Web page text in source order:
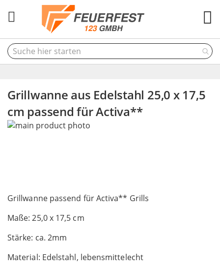
Grillwanne aus Edelstahl 25,0 x 17,5
cm passend für Activa**
Grillwanne passend für Activa** Grills
Maße: 25,0 x 17,5 cm
Stärke: ca. 2mm
Material: Edelstahl, lebensmittelecht
Skip
gallery
to
beginning
the
images
gallery